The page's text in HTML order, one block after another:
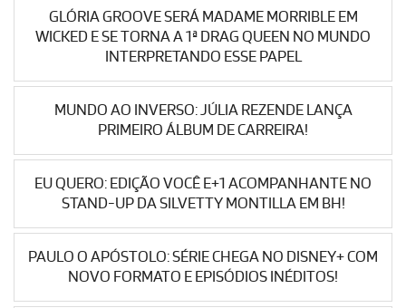
GLÓRIA GROOVE SERÁ MADAME MORRIBLE EM
WICKED E SE TORNA A 1ª DRAG QUEEN NO MUNDO
INTERPRETANDO ESSE PAPEL
MUNDO AO INVERSO: JÚLIA REZENDE LANÇA
PRIMEIRO ÁLBUM DE CARREIRA!
EU QUERO: EDIÇÃO VOCÊ E+1 ACOMPANHANTE NO
STAND-UP DA SILVETTY MONTILLA EM BH!
PAULO O APÓSTOLO: SÉRIE CHEGA NO DISNEY+ COM
NOVO FORMATO E EPISÓDIOS INÉDITOS!